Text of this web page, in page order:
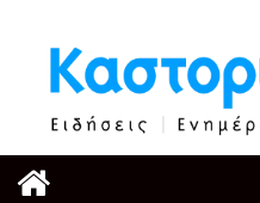
περιεχόμενο